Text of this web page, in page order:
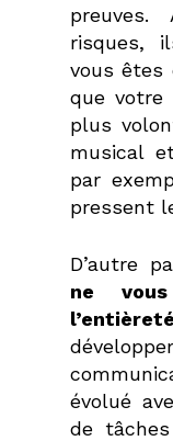
risques,
vous êtes
que votre
plus
musical
par
pressent
D’autre
ne
évolué
de